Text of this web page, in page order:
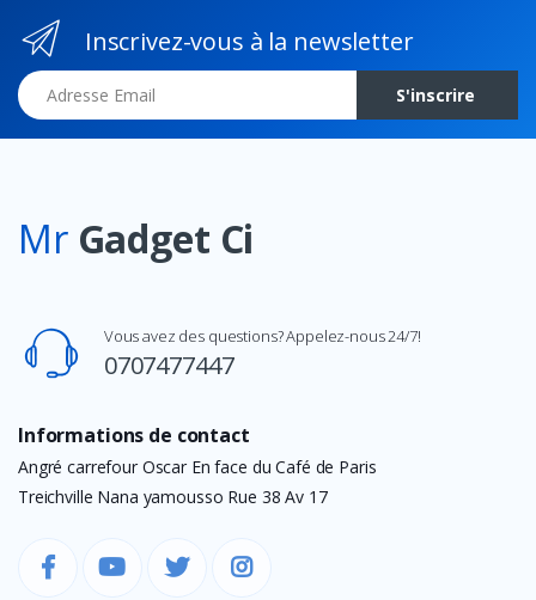
Inscrivez-vous à la newsletter
Adresse Email
S'inscrire
Mr Gadget Ci
Vous avez des questions? Appelez-nous 24/7!
0707477447
Informations de contact
Angré carrefour Oscar En face du Café de Paris
Treichville Nana yamousso Rue 38 Av 17